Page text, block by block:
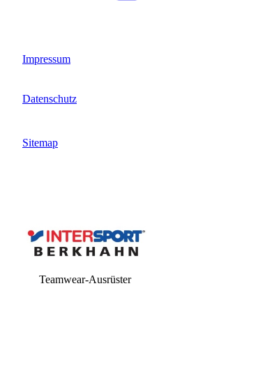
Impressum
Datenschutz
Sitemap
Teamwear-Ausrüster